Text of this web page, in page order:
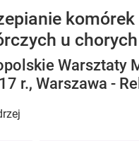
komórek
u
Warsztaty
r., Warszawa -